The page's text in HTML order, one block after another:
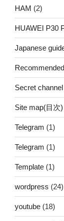
HAM (2)
HUAWEI P30
Japanese
Secret channel
Site map(目次)
Telegram (1)
Telegram (1)
Template (1)
wordpress (24)
youtube (18)